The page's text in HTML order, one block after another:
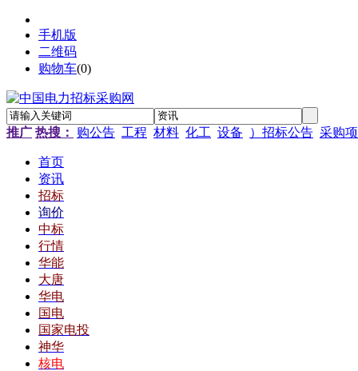
手机版
二维码
购物车(0)
推广 热搜： 购公告 工程 材料 化工 设备 ）招标公告 采购
首页
资讯
招标
询价
中标
行情
华能
大唐
华电
国电
国家电投
神华
核电